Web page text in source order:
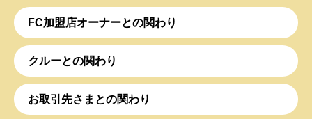
FC加盟店オーナーとの関わり
クルーとの関わり
お取引先さまとの関わり